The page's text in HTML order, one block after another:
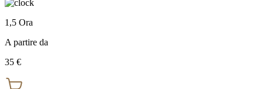
1,5 Ora
A partire da
35 €